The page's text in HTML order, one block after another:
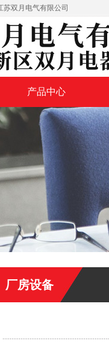
双月电气有限公司
产品中心
厂房设备